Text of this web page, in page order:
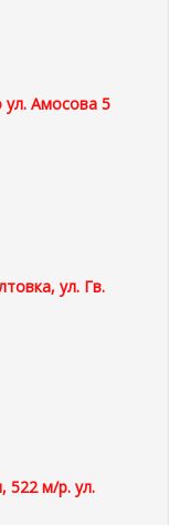
ул. Амосова 5
ул. Гв.
522 м/р. ул.